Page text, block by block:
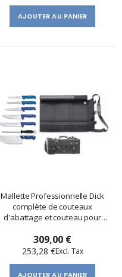
AJOUTER AU PANIER
Mallette Professionnelle Dick
complète de couteaux
d'abattage et couteau pour
309,00 €
253,28 €
AJOUTER AU PANIER